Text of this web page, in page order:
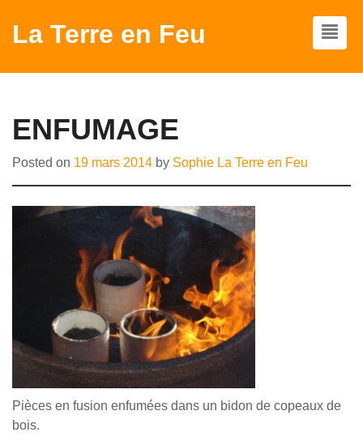
La Terre en Feu
ENFUMAGE
Posted on 19 mars 2014 by Sophie La Terre en Feu
Pièces en fusion enfumées dans un bidon de copeaux de
bois.